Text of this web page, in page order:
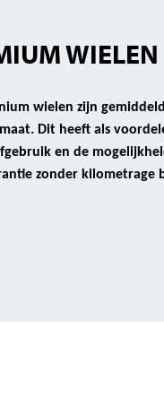
WIELEN
wielen zijn
Dit heeft als
en de
zonder kilometrage